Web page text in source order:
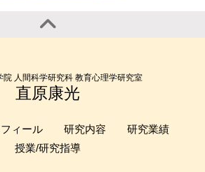
院 人間科学研究科 教育心理学研究室
直原康光
ィール 研究内容
研究業績
授業/研究指導